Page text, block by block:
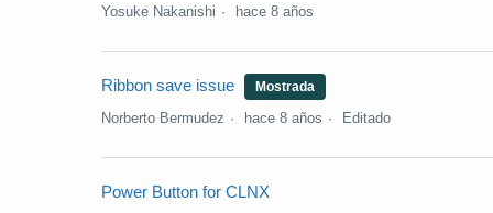
Yosuke Nakanishi hace 8 años
Ribbon save issue Mostrada
Norberto Bermudez hace 8 años Editado
Power Button for CLNX